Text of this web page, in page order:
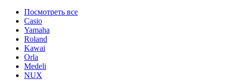
Посмотреть все
Casio
Yamaha
Roland
Kawai
Orla
Medeli
NUX